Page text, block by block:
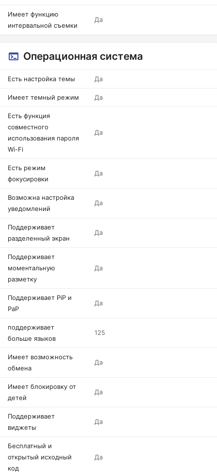
Имеет функцию
интервальной съемки
Да
Операционная система
Есть настройка темы Да
Имеет темный режим Да
Есть функция
совместного
использования пароля
Wi-Fi
Да
Есть режим
фокусировки
Да
Возможна настройка
уведомлений
Да
Поддерживает
разделенный экран
Да
Поддерживает
моментальную
разметку
Да
Поддерживает PiP и
PaP
Да
поддерживает
больше языков
125
Имеет возможность
обмена
Да
Имеет блокировку от
детей
Да
Поддерживает
виджеты
Да
Бесплатный и
открытый исходный
код
Да